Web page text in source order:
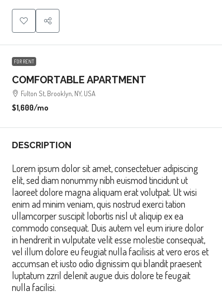
FOR RENT
COMFORTABLE APARTMENT
Fulton St, Brooklyn, NY, USA
$1,600/mo
DESCRIPTION
Lorem ipsum dolor sit amet, consectetuer adipiscing
elit, sed diam nonummy nibh euismod tincidunt ut
laoreet dolore magna aliquam erat volutpat. Ut wisi
enim ad minim veniam, quis nostrud exerci tation
ullamcorper suscipit lobortis nisl ut aliquip ex ea
commodo consequat. Duis autem vel eum iriure dolor
in hendrerit in vulputate velit esse molestie consequat,
vel illum dolore eu feugiat nulla facilisis at vero eros et
accumsan et iusto odio dignissim qui blandit praesent
luptatum zzril delenit augue duis dolore te feugait
nulla facilisi.